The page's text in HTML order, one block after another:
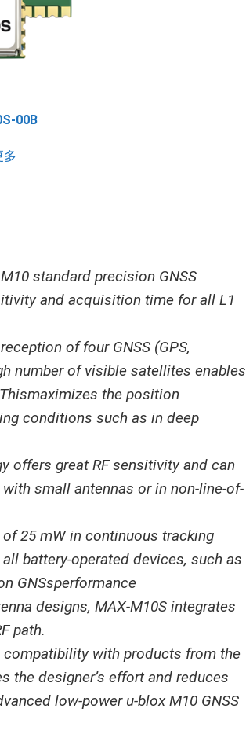
00B
多
standard precision GNSS
and acquisition time for all L1
of four GNSS (GPS,
number of visible satellites enables
the position
conditions such as in deep
offers great RF sensitivity and can
small antennas or in non-line-of-
25 mW in continuous tracking
battery-operated devices, such as
GNSsperformance
designs, MAX-M10S integrates
path.
compatibility with products from the
the designer’s effort and reduces
low-power u-blox M10 GNSS